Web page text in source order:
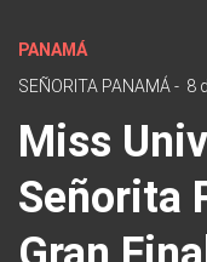
PANAMÁ
SEÑORITA PANAMÁ - 8
Miss
Señorita